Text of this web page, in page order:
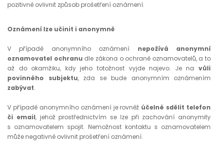
pozitivně ovlivnit způsob prošetření oznámení.
Oznámení lze učinit i anonymně
V případě anonymního oznámení nepožívá anonymní
oznamovatel ochranu dle zákona o ochraně oznamovatelů, a to
až do okamžiku, kdy jeho totožnost vyjde najevo. Je na vůli
povinného subjektu, zda se bude anonymním oznámením
zabývat.
V případě anonymního oznámení je rovněž účelné sdělit telefon
či email, jehož prostřednictvím se lze při zachování anonymity
s oznamovatelem spojit. Nemožnost kontaktu s oznamovatelem
může negativně ovlivnit prošetření oznámení.